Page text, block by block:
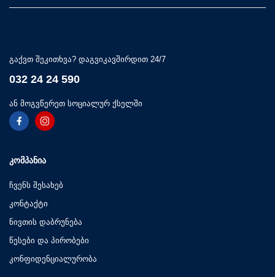
გაქვთ შეკითხვა? დაგვიკავშირდით 24/7
032 24 24 590
ან მოგვწერეთ სოციალურ ქსელში
ᲙᲝᲛᲞᲐᲜᲘᲐ
ჩვენს შესახებ
კონტაქტი
ნივთის დაბრუნება
წესები და პირობები
კონფიდენციალურობა